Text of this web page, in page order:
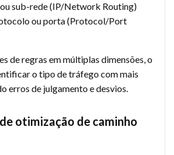
sub-rede (IP/Network Routing)
ou porta (Protocol/Port
de regras em múltiplas dimensões, o
o tipo de tráfego com mais
erros de julgamento e desvios.
otimização de caminho